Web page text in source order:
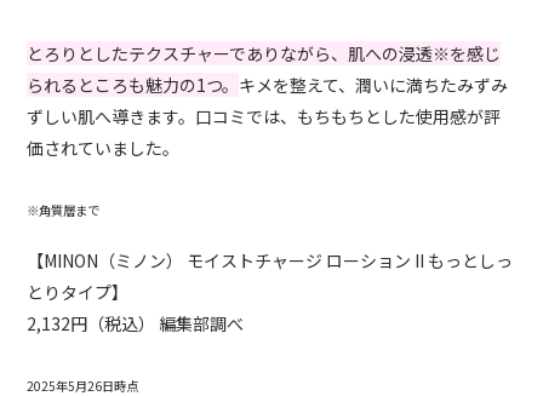
とろりとしたテクスチャーでありながら、肌への浸透※を感じ
られるところも魅力の1つ。 キメを整えて、潤いに満ちたみずみ
ずしい肌へ導きます。口コミでは、もちもちとした使用感が評
価されていました。
※角質層まで
【MINON（ミノン） モイストチャージ ローション II もっとしっ
とりタイプ】
2,132円（税込） 編集部調べ
2025年5月26日時点